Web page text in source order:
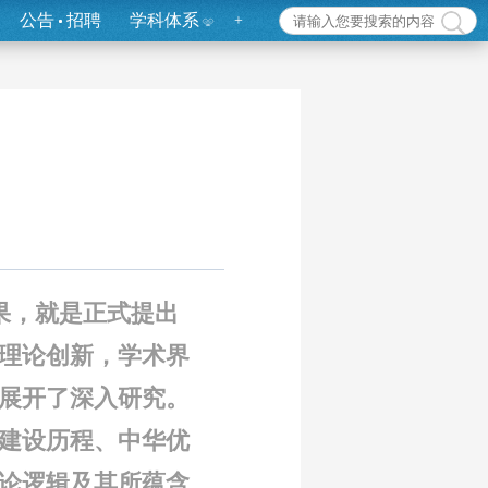
公告 招聘 学科体系 +
，就是正式提出
论创新，学术界
开了深入研究。
设历程、中华优